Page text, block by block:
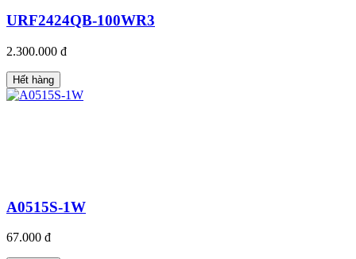
URF2424QB-100WR3
2.300.000 đ
Hết hàng
A0515S-1W
67.000 đ